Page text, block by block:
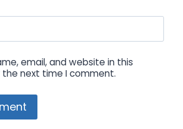
email, and website in this
next time I comment.